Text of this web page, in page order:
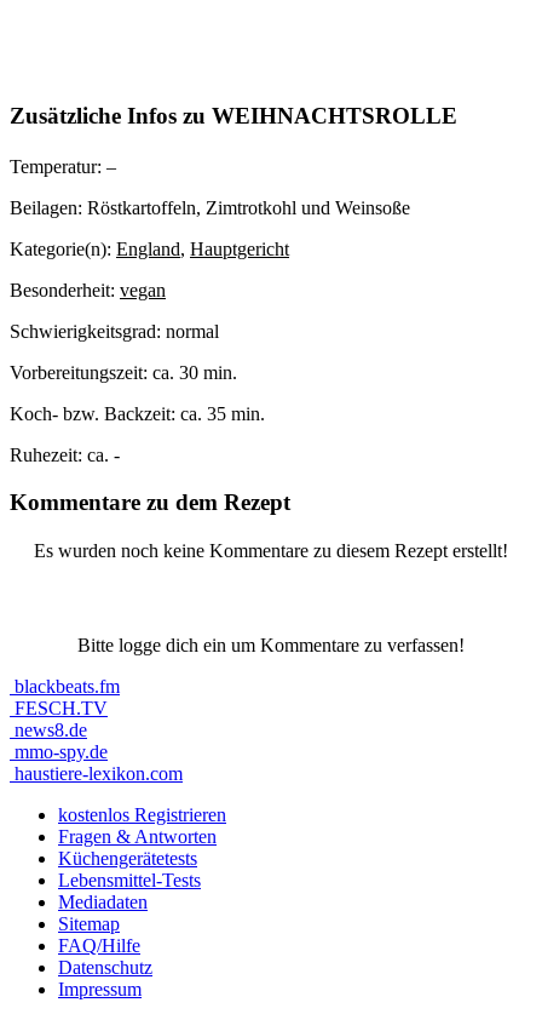
Zusätzliche Infos zu WEIHNACHTSROLLE
Temperatur: –
Beilagen: Röstkartoffeln, Zimtrotkohl und Weinsoße
Kategorie(n): England, Hauptgericht
Besonderheit: vegan
Schwierigkeitsgrad: normal
Vorbereitungszeit: ca. 30 min.
Koch- bzw. Backzeit: ca. 35 min.
Ruhezeit: ca. -
Kommentare zu dem Rezept
Es wurden noch keine Kommentare zu diesem Rezept erstellt!
Bitte logge dich ein um Kommentare zu verfassen!
blackbeats.fm
FESCH.TV
news8.de
mmo-spy.de
haustiere-lexikon.com
kostenlos Registrieren
Fragen & Antworten
Küchengerätetests
Lebensmittel-Tests
Mediadaten
Sitemap
FAQ/Hilfe
Datenschutz
Impressum